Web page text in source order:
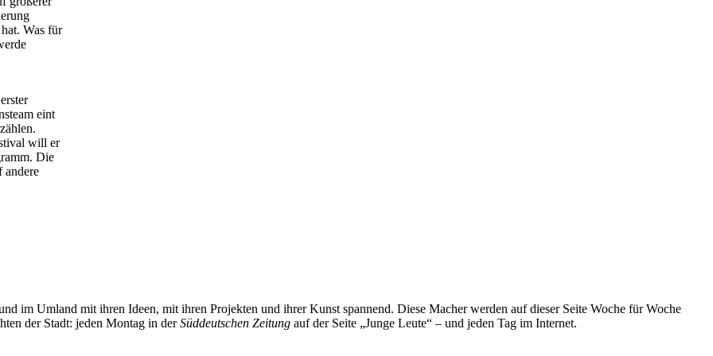
Was für
eint
will er
Die
andere
im Umland mit ihren Ideen, mit ihren Projekten und ihrer Kunst spannend. Diese Macher werden auf dieser Seite Woche für Woche
der Stadt: jeden Montag in derSüddeutschen Zeitung auf der Seite „Junge Leute“ – und jeden Tag im Internet.